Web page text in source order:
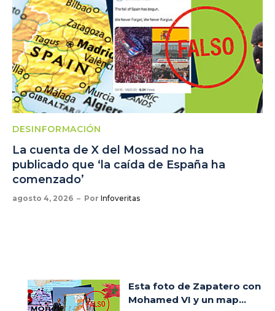
DESINFORMACIÓN
La cuenta de X del Mossad no ha
publicado que ‘la caída de España ha
comenzado’
agosto 4, 2026 Por Infoveritas
Esta foto de Zapatero con
Mohamed VI y un map...